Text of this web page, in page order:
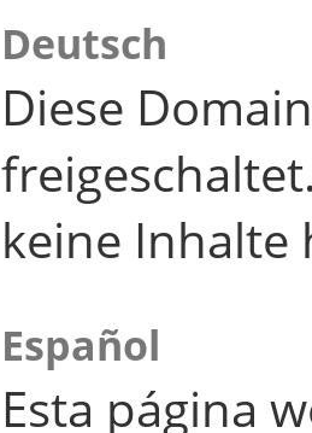
Deutsch
Diese
keine Inhalte
Español
Esta página